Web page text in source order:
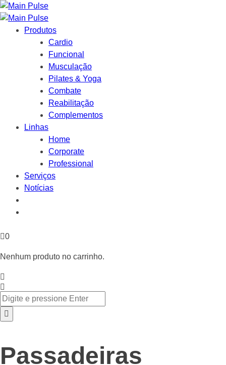
Produtos
Cardio
Funcional
Musculação
Pilates & Yoga
Combate
Reabilitação
Complementos
Linhas
Home
Corporate
Professional
Serviços
Notícias
0
Nenhum produto no carrinho.
Passadeiras